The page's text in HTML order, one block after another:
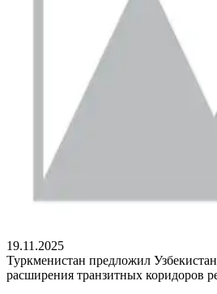
19.11.2025
Туркменистан предложил
расширения транзитных коридоров